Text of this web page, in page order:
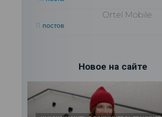
Ortel Mobile
11 постов
Новое на сайте